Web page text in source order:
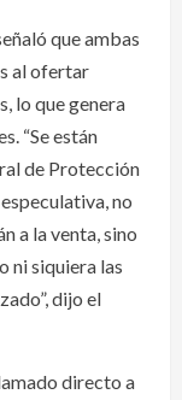
que ambas
al ofertar
lo que genera
“Se están
de Protección
no
a la venta, sino
ni siquiera las
dijo el
directo a